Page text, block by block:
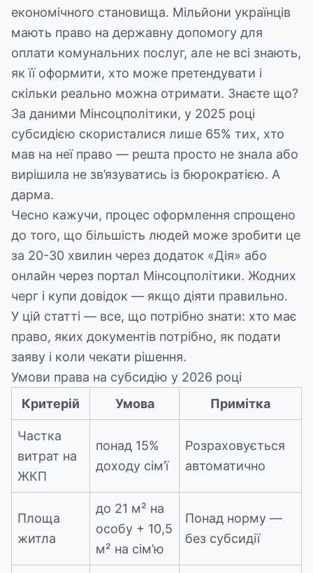
економічного становища. Мільйони українців
мають право на державну допомогу для
оплати комунальних послуг, але не всі знають,
як її оформити, хто може претендувати і
скільки реально можна отримати. Знаєте що?
За даними Мінсоцполітики, у 2025 році
субсидією скористалися лише 65% тих, хто
мав на неї право — решта просто не знала або
вирішила не зв’язуватись із бюрократією. А
дарма.
Чесно кажучи, процес оформлення спрощено
до того, що більшість людей може зробити це
за 20-30 хвилин через додаток «Дія» або
онлайн через портал Мінсоцполітики. Жодних
черг і купи довідок — якщо діяти правильно.
У цій статті — все, що потрібно знати: хто має
право, яких документів потрібно, як подати
заяву і коли чекати рішення.
Умови права на субсидію у 2026 році
Критерій
Умова Примітка
Частка
витрат на
ЖКП
понад 15%
доходу сім’ї
Розраховується
автоматично
Площа
житла
до 21 м² на
особу + 10,5
м² на сім’ю
Понад норму —
без субсидії